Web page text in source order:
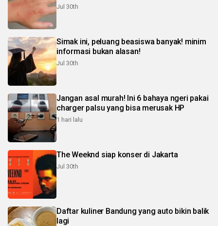
Jul 30th
Simak ini, peluang beasiswa banyak! minim
informasi bukan alasan!
Jul 30th
Jangan asal murah! Ini 6 bahaya ngeri pakai
charger palsu yang bisa merusak HP
1 hari lalu
The Weeknd siap konser di Jakarta
Jul 30th
Daftar kuliner Bandung yang auto bikin balik
lagi